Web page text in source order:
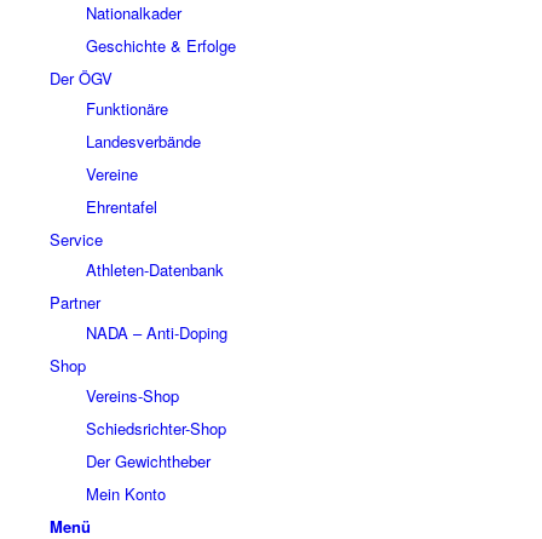
Nationalkader
Geschichte & Erfolge
Der ÖGV
Funktionäre
Landesverbände
Vereine
Ehrentafel
Service
Athleten-Datenbank
Partner
NADA – Anti-Doping
Shop
Vereins-Shop
Schiedsrichter-Shop
Der Gewichtheber
Mein Konto
Menü